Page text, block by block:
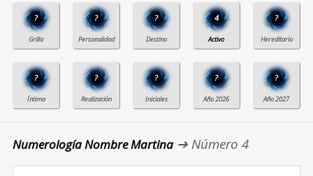
? ? ? 4 ?
? ? ? ? ?
Numerología Nombre Martina➔ Número 4